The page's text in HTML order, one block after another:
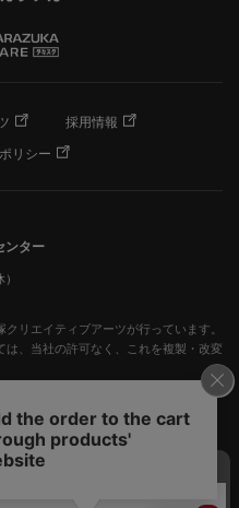
採用情報
リシー
ンター
リエイティブアーツが行っています。
、当社の許可なく、これを複製・改変
エイティブアーツの出版物ほか写真等著